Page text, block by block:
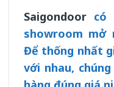
Saigondoor có
showroom mở
Để thống nhất
với nhau,